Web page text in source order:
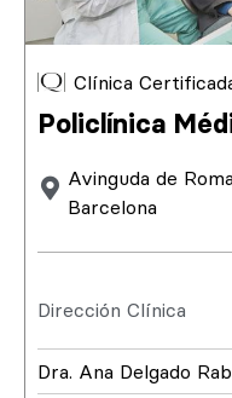
Clínica
Policlínica
Avinguda de
Barcelona
Dirección Clínica
Dra. Ana Delgado